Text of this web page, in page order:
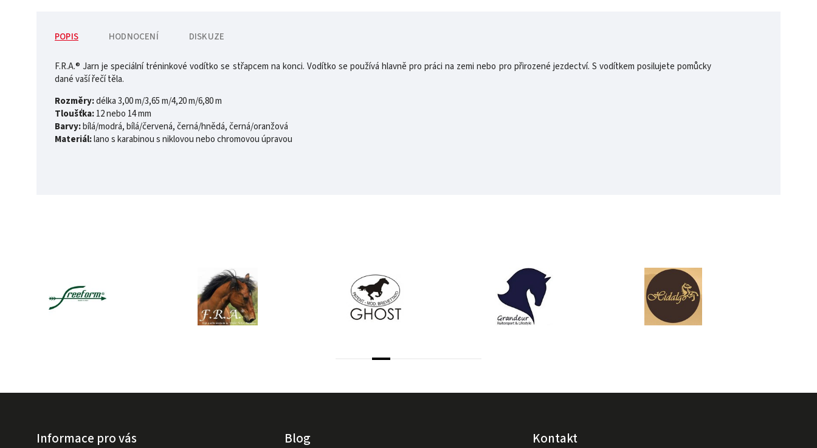
POPIS HODNOCENÍ DISKUZE
F.R.A.® Jarn je speciální tréninkové vodítko se střapcem na konci. Vodítko se používá hlavně pro práci na zemi nebo pro přirozené jezdectví. S vodítkem posilujete pomůcky
dané vaší řečí těla.
Rozměry:délka 3,00 m/3,65 m/4,20 m/6,80 m
Tloušťka:12 nebo 14 mm
Barvy:bílá/modrá, bílá/červená, černá/hnědá, černá/oranžová
Materiál:lano s karabinou s niklovou nebo chromovou úpravou
Informace pro vás Blog Kontakt